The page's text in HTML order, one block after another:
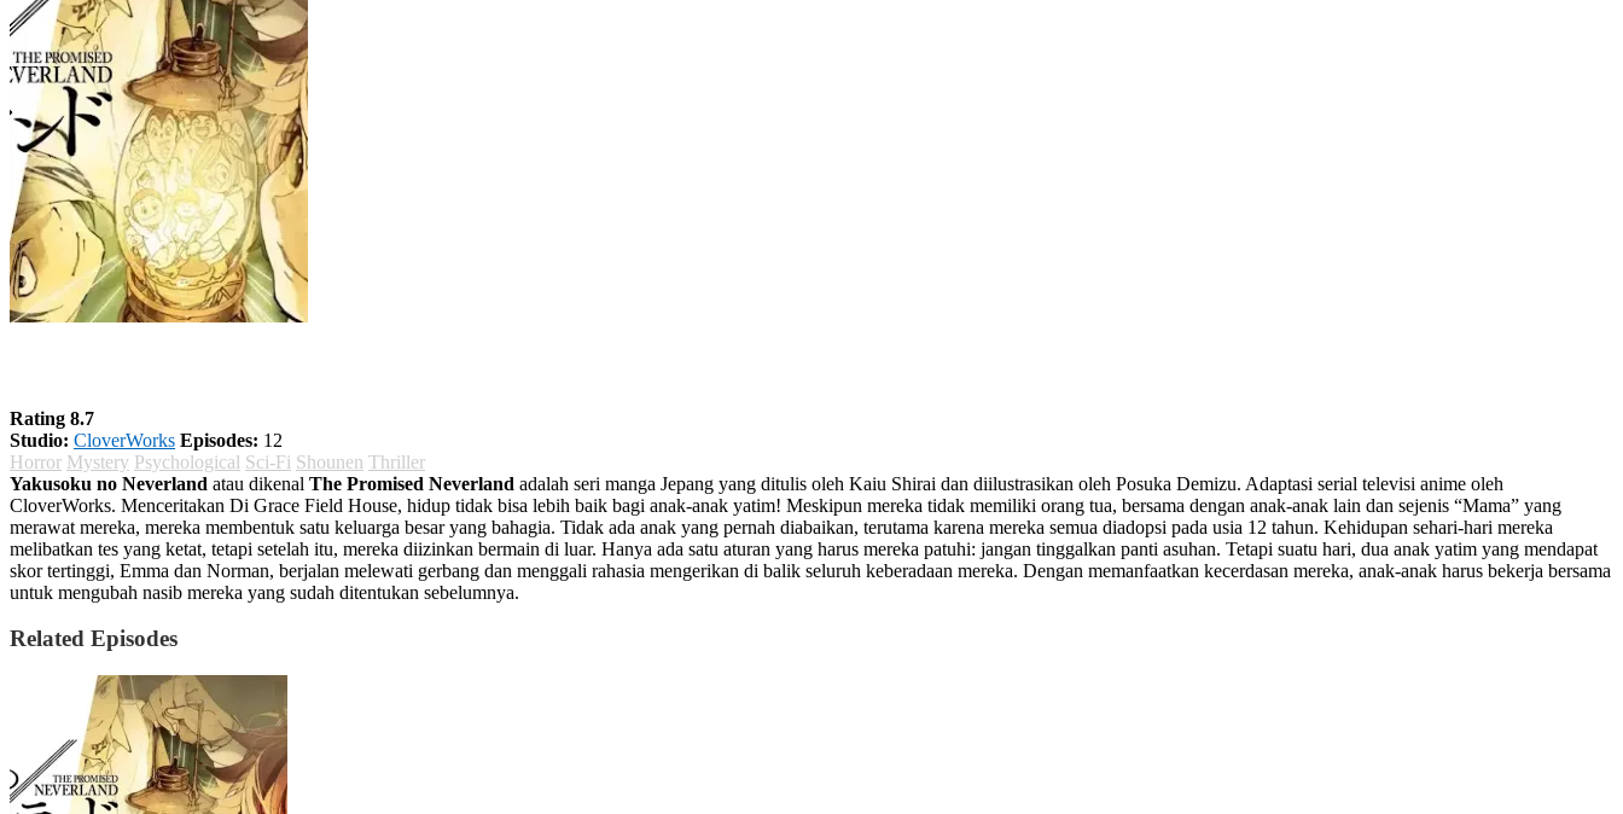
Rating 8.7
Studio: CloverWorks Episodes: 12
Horror Mystery Psychological Sci-Fi Shounen Thriller
Yakusoku no Neverland atau dikenal The Promised Neverland adalah seri manga Jepang yang ditulis oleh Kaiu Shirai dan diilustrasikan oleh Posuka Demizu. Adaptasi serial televisi anime oleh
CloverWorks. Menceritakan Di Grace Field House, hidup tidak bisa lebih baik bagi anak-anak yatim! Meskipun mereka tidak memiliki orang tua, bersama dengan anak-anak lain dan sejenis “Mama” yang
merawat mereka, mereka membentuk satu keluarga besar yang bahagia. Tidak ada anak yang pernah diabaikan, terutama karena mereka semua diadopsi pada usia 12 tahun. Kehidupan sehari-hari mereka
melibatkan tes yang ketat, tetapi setelah itu, mereka diizinkan bermain di luar. Hanya ada satu aturan yang harus mereka patuhi: jangan tinggalkan panti asuhan. Tetapi suatu hari, dua anak yatim yang mendapat
skor tertinggi, Emma dan Norman, berjalan melewati gerbang dan menggali rahasia mengerikan di balik seluruh keberadaan mereka. Dengan memanfaatkan kecerdasan mereka, anak-anak harus bekerja bersama
untuk mengubah nasib mereka yang sudah ditentukan sebelumnya.
Related Episodes